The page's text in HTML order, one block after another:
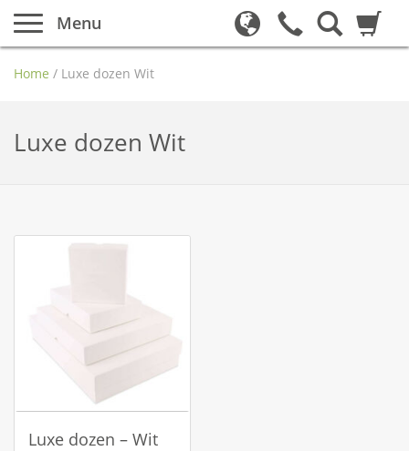
Menu
Home / Luxe dozen Wit
Luxe dozen Wit
Luxe dozen – Wit